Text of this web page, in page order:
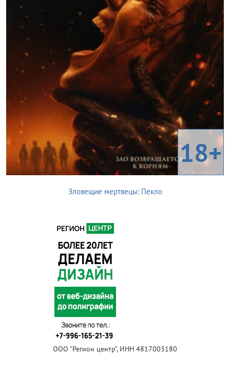
18+
Зловещие мертвецы: Пекло
ООО "Регион центр", ИНН 4817003180